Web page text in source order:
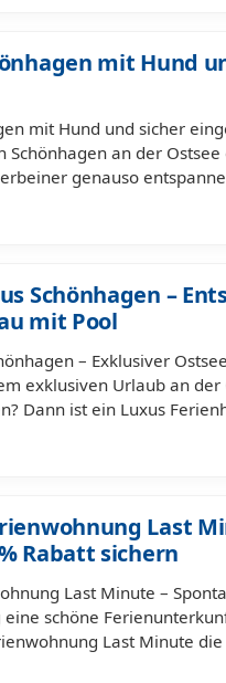
mit Hund
mit Hund und sicher
Schönhagen an der
genauso
Schönhagen –
mit Pool
– Exklusiver
exklusiven Urlaub an
Dann ist ein Luxus
Last
Rabatt sichern
Last Minute –
schöne
Last Minute